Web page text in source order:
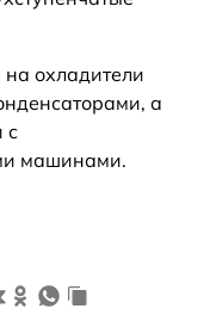
на охладители
а
с
машинами.